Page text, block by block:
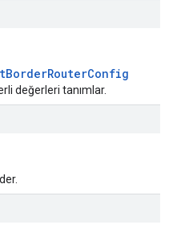
değerleri tanımlar.